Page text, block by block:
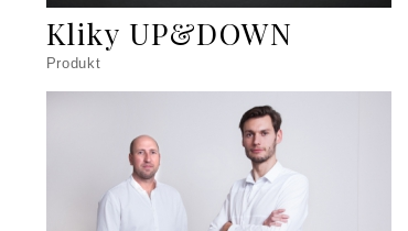
Kliky UP&DOWN
Produkt